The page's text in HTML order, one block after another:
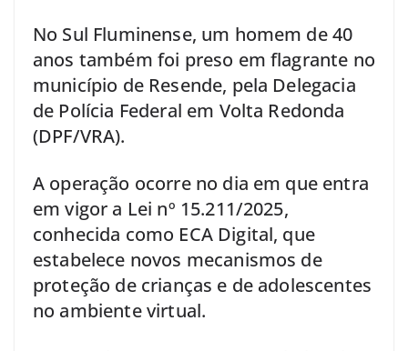
No Sul Fluminense, um homem de 40
anos também foi preso em flagrante no
município de Resende, pela Delegacia
de Polícia Federal em Volta Redonda
(DPF/VRA).
A operação ocorre no dia em que entra
em vigor a Lei nº 15.211/2025,
conhecida como ECA Digital, que
estabelece novos mecanismos de
proteção de crianças e de adolescentes
no ambiente virtual.